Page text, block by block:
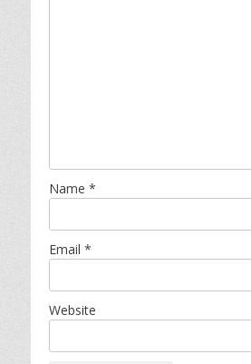
Name *
Email *
Website